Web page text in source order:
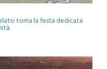
torna la festa dedicata